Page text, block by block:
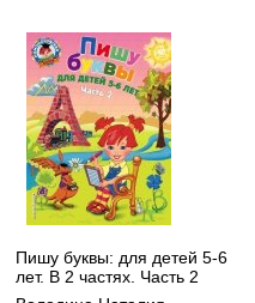
Пишу буквы: для детей 5-6
лет. В 2 частях. Часть 2